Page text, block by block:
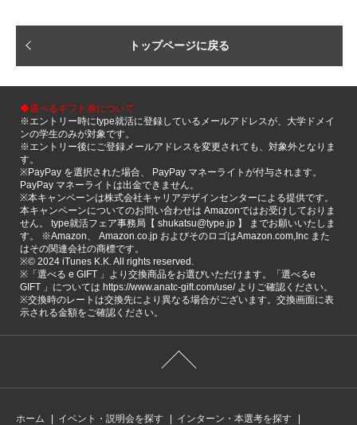
トップページに戻る
◆選べるギフト券について
※エントリー時にtype就活に登録しているメールアドレスが、大学ドメイ
ンの学生のみが対象です。
※エントリー後にご登録メールアドレスを変更されても、対象外となりま
す。
※PayPay を選択された場合、 PayPay マネーライトが付与されます。
PayPay マネーライトは出金できません。
※本キャンペーンは株式会社キャリアデザインセンターによる提供です。
本キャンペーンについてのお問い合わせは Amazonではお受けしておりま
せん。 type就活フェア事務局【 shukatsu@type.jp 】 までお願いいたしま
す。 ※Amazon、 Amazon.co.jp およびそのロゴはAmazon.com,Inc また
はその関連会社の商標です。
※©️ 2024 iTunes K.K. All rights reserved.
※「選べる e GIFT 」より交換商品をお選びいただけます。「選べるe
GIFT 」については https://www.anatc-gift.com/use/ よりご確認ください。
※交換時のレートは交換先により異なる場合がございます。交換画面に表
示される金額をご確認ください。
ホーム イベント・説明会を探す
インターン・本選考を探す